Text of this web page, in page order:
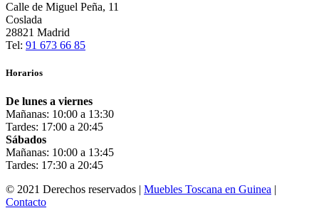
Calle de Miguel Peña, 11
Coslada
28821 Madrid
Tel: 91 673 66 85
Horarios
De lunes a viernes
Mañanas: 10:00 a 13:30
Tardes: 17:00 a 20:45
Sábados
Mañanas: 10:00 a 13:45
Tardes: 17:30 a 20:45
© 2021 Derechos reservados | Muebles Toscana en Guinea |
Contacto